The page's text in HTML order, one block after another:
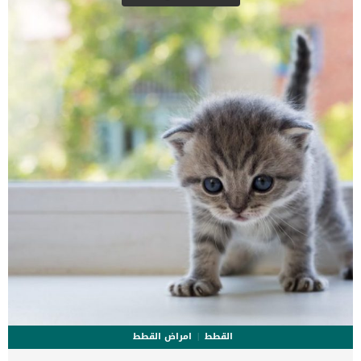
وهذه يحدد متى يجب ان يحدث التزاوج . مراحل دورة التزاوج في الكلاب
كالتالي: 1- مرحلة التجهيز للحيض Proestrus: تستمر تقريبا 9 أيام وفيها
تجذب الكلبة الانثى الذكور للزواج وتتميز بانتفاخ العضو الانثوي للكلبة
ووجود افرازات دموية من […]
القطط
امراض القطط